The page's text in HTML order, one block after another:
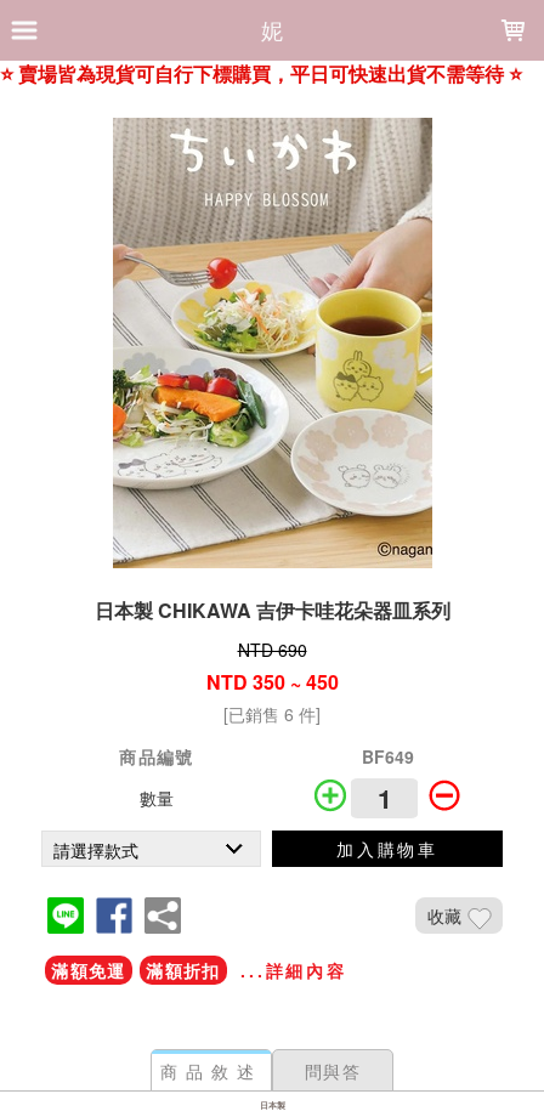
妮
日本製 CHIKAWA 吉伊卡哇花朵器皿系列
NTD 690
NTD 350 ~ 450
[已銷售 6 件]
商品編號
BF649
數量
加入購物車
收藏
滿額免運 滿額折扣 ...詳細內容
商品敘述 問與答